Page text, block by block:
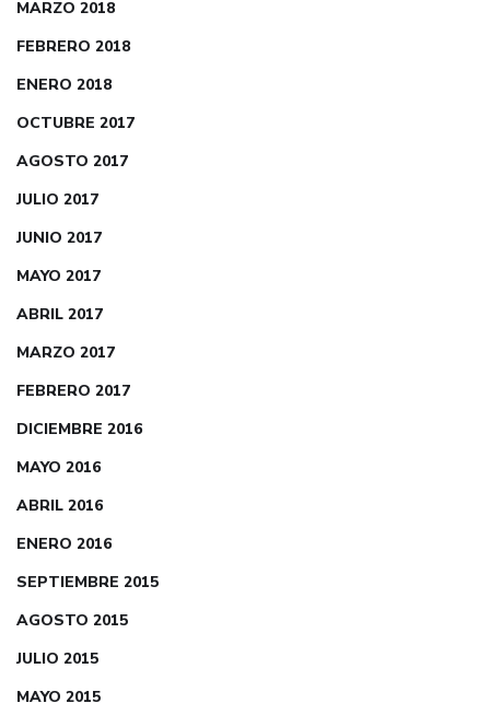
MARZO 2018
FEBRERO 2018
ENERO 2018
OCTUBRE 2017
AGOSTO 2017
JULIO 2017
JUNIO 2017
MAYO 2017
ABRIL 2017
MARZO 2017
FEBRERO 2017
DICIEMBRE 2016
MAYO 2016
ABRIL 2016
ENERO 2016
SEPTIEMBRE 2015
AGOSTO 2015
JULIO 2015
MAYO 2015